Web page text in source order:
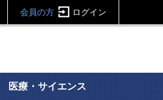
会員の方 ログイン
医療・サイエンス